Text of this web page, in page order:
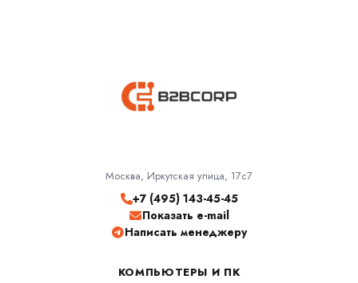
Москва, Иркутская улица, 17с7
+7 (495) 143-45-45
Показать e-mail
Написать менеджеру
КОМПЬЮТЕРЫ И ПК